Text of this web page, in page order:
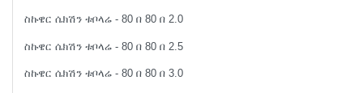
ስኩዌር ሴክሽን ቱቦላሬ - 80 በ 80 በ 2.0
ስኩዌር ሴክሽን ቱቦላሬ - 80 በ 80 በ 2.5
ስኩዌር ሴክሽን ቱቦላሬ - 80 በ 80 በ 3.0